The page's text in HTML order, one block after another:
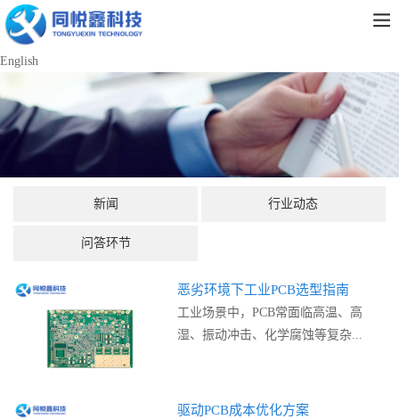
English
新闻 行业动态
问答环节
恶劣环境下工业PCB选型指南
工业场景中，PCB常面临高温、高
湿、振动冲击、化学腐蚀等复杂...
驱动PCB成本优化方案